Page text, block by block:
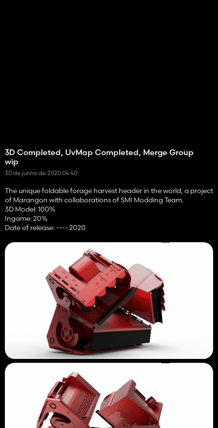
3D Completed, UvMap Completed, Merge Group
wip
30 de junho de 2020 04:40
The unique foldable forage harvest header in the world, a project
of Marangon with collaborations of SMI Modding Team.
3D Model: 100%
Ingame: 20%
Date of release: ---- 2020